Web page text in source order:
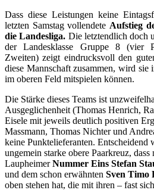
Dass diese Leistungen keine
letzten Samstag vollendete Aufstieg
die Landesliga. Die letztendlich doch
der Landesklasse Gruppe 8 (vier
Zweiten) zeigt eindrucksvoll den
diese Mannschaft zusammen, wird sie
im oberen Feld mitspielen können.
Die Stärke dieses Teams ist
Ausgeglichenheit (Thomas Henrich,
Eisele mit jeweils deutlich positiven
Massmann, Thomas Nichter und
keine Punktelieferanten. Entscheidend
ungemein starke obere Paarkreuz,
LaupheimerNummer Eins Stefan
und dem schon erwähnten Sven Timo
oben stehen hat, die mit ihren – fast